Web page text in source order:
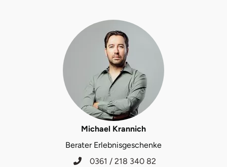
Michael Krannich
Berater Erlebnisgeschenke
0361 / 218 340 82